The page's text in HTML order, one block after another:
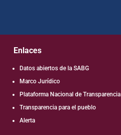
Enlaces
Datos abiertos de la SABG
Marco Jurídico
Plataforma Nacional de Transparencia
Transparencia para el pueblo
Alerta